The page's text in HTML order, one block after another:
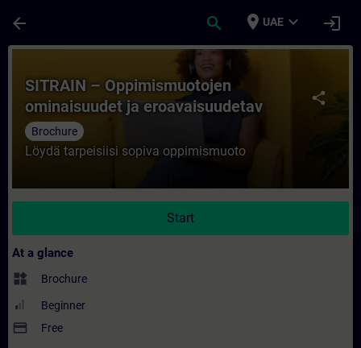
arrow_back search place UAE expand_more login
Course - SITRAIN – Oppimismuotojen
share
SITRAIN – Oppimismuotojen
ominaisuudet ja eroavaisuudetav
Brochure
Löydä tarpeisiisi sopiva oppimismuoto
Start
At a glance
widgets Brochure
Beginner
payment Free